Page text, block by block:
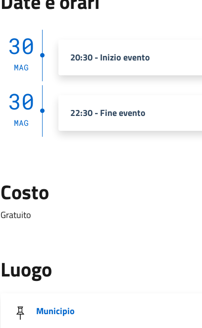
30
MAG
20:30 - Inizio evento
30
MAG
22:30 - Fine evento
Costo
Gratuito
Luogo
Municipio